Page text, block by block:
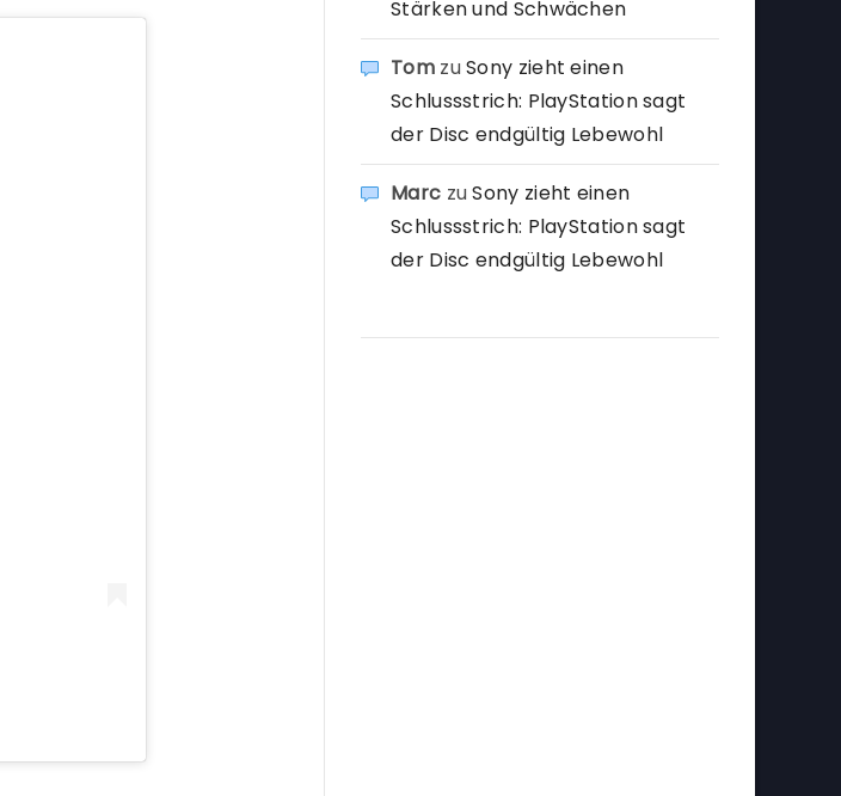
Stärken und Schwächen
TomzuSony zieht einen
Schlussstrich: PlayStation sagt
der Disc endgültig Lebewohl
Marc zuSony zieht einen
Schlussstrich: PlayStation sagt
der Disc endgültig Lebewohl